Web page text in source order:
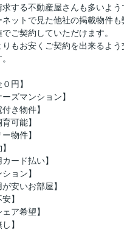
する不動産屋さんも多いよう
ネットで見た他社の掲載物件
でご契約していただけます。
りもお安くご契約を出来るよ
円】
ーズマンション】
付き物件】
可能】
物件】
カード払い】
ョン】
が安いお部屋】
】
ェア希望】
】